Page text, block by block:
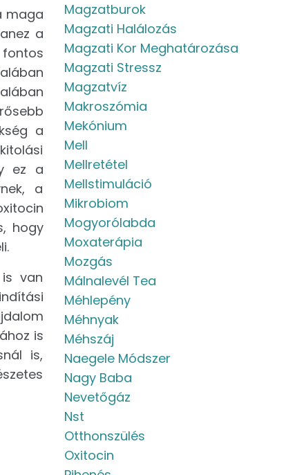
maga
a
a
ez a
a
hogy
van
is
is,
Magzatburok
Magzati Halálozás
Magzati Kor Meghatározása
Magzati Stressz
Magzatvíz
Makroszómia
Mekónium
Mell
Mellretétel
Mellstimuláció
Mikrobiom
Mogyorólabda
Moxaterápia
Mozgás
Málnalevél Tea
Méhlepény
Méhnyak
Méhszáj
Naegele Módszer
Nagy Baba
Nevetőgáz
Nst
Otthonszülés
Oxitocin